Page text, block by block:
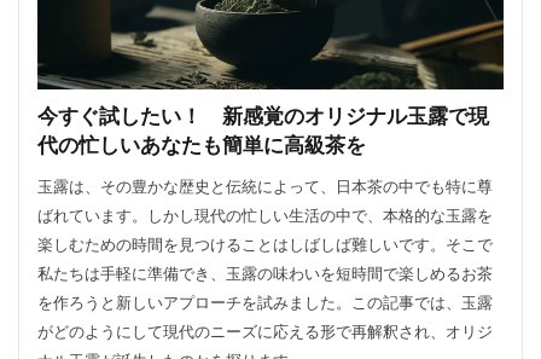
今すぐ試したい！ 新感覚のオリジナル玉露で現
代の忙しいあなたも簡単に高級茶を
玉露は、その豊かな歴史と伝統によって、日本茶の中でも特に尊
ばれています。しかし現代の忙しい生活の中で、本格的な玉露を
楽しむための時間を見つけることはしばしば難しいです。そこで
私たちは手軽に準備でき、玉露の味わいを短時間で楽しめるお茶
を作ろうと新しいアプローチを試みました。この記事では、玉露
がどのようにして現代のニーズに応える形で再解釈され、オリジ